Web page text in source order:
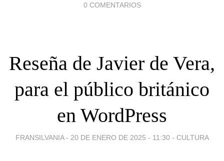
0 COMENTARIOS
Reseña de Javier de Vera,
para el público británico
en WordPress
FRANSILVANIA - 20 DE ENERO DE 2025 - 11:30 - CULTURA